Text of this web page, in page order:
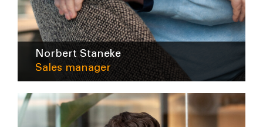
Norbert Staneke
Sales manager
nstaneke@intra-lighting.nl
06-23277545